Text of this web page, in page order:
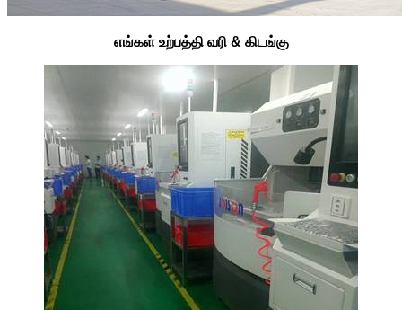
எங்கள் உற்பத்தி வரி & கிடங்கு